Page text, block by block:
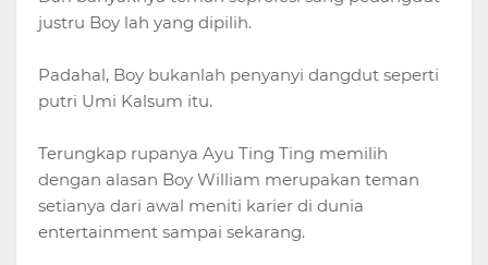
justru Boy lah yang dipilih.
Padahal, Boy bukanlah penyanyi dangdut seperti
putri Umi Kalsum itu.
Terungkap rupanya Ayu Ting Ting memilih
dengan alasan Boy William merupakan teman
setianya dari awal meniti karier di dunia
entertainment sampai sekarang.